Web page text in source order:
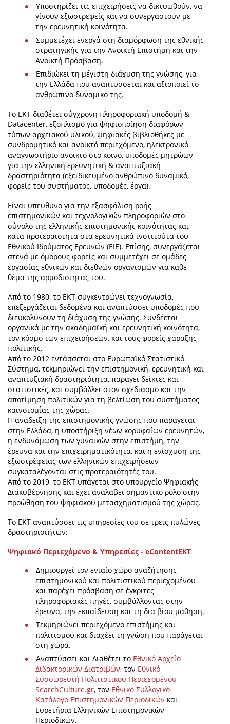
Υποστηρίζει τις επιχειρήσεις να δικτυωθούν, να
γίνουν εξωστρεφείς και να συνεργαστούν με
την ερευνητική κοινότητα.
Συμμετέχει ενεργά στη διαμόρφωση της εθνικής
στρατηγικής για την Ανοικτή Επιστήμη και την
Ανοικτή Πρόσβαση.
Επιδιώκει τη μέγιστη διάχυση της γνώσης, για
την Ελλάδα που αναπτύσσεται και αξιοποιεί το
ανθρώπινο δυναμικό της.
To EKT διαθέτει σύγχρονη πληροφοριακή υποδομή &
Datacenter, εξοπλισμό για ψηφιοποίηση διαφόρων
τύπων αρχειακού υλικού, ψηφιακές βιβλιοθήκες με
συνδρομητικό και ανοικτό περιεχόμενο, ηλεκτρονικό
αναγνωστήριο ανοικτό στο κοινό, υποδομές μητρώων
για την ελληνική ερευνητική & αναπτυξιακή
δραστηριότητα (εξειδικευμένο ανθρώπινο δυναμικό,
φορείς του συστήματος, υποδομές, έργα).
Είναι υπεύθυνο για την εξασφάλιση ροής
επιστημονικών και τεχνολογικών πληροφοριών στο
σύνολο της ελληνικής επιστημονικής κοινότητας και
κατά προτεραιότητα στα ερευνητικά ινστιτούτα του
Εθνικού Ιδρύματος Ερευνών (ΕΙΕ). Επίσης, συνεργάζεται
στενά με όμορους φορείς και συμμετέχει σε ομάδες
εργασίας εθνικών και διεθνών οργανισμών για κάθε
θέμα της αρμοδιότητάς του.
Από το 1980, το ΕΚΤ συγκεντρώνει τεχνογνωσία,
επεξεργάζεται δεδομένα και αναπτύσσει υποδομές που
διευκολύνουν τη διάχυση της γνώσης. Συνδέεται
οργανικά με την ακαδημαϊκή και ερευνητική κοινότητα,
τον κόσμο των επιχειρήσεων, και τους φορείς χάραξης
πολιτικής.
Από το 2012 εντάσσεται στο Ευρωπαϊκό Στατιστικό
Σύστημα, τεκμηριώνει την επιστημονική, ερευνητική και
αναπτυξιακή δραστηριότητα, παράγει δείκτες και
στατιστικές, και συμβάλλει στον σχεδιασμό και την
αποτίμηση πολιτικών για τη βελτίωση του συστήματος
καινοτομίας της χώρας.
Η ανάδειξη της επιστημονικής γνώσης που παράγεται
στην Ελλάδα, η υποστήριξη νέων κορυφαίων ερευνητών,
η ενδυνάμωση των γυναικών στην επιστήμη, την
έρευνα και την επιχειρηματικότητα, και η ενίσχυση της
εξωστρέφειας των ελληνικών επιχειρήσεων
συγκαταλέγονται στις προτεραιότητές του.
Από το 2019, το ΕΚΤ υπάγεται στο υπουργείο Ψηφιακής
Διακυβέρνησης και έχει αναλάβει σημαντικό ρόλο στην
προώθηση του ψηφιακού μετασχηματισμού της χώρας.
Το EKT αναπτύσσει τις υπηρεσίες του σε τρεις πυλώνες
δραστηριοτήτων:
Ψηφιακό Περιεχόμενο & Yπηρεσίες - eContentEKT
Δημιουργεί τον ενιαίο χώρο αναζήτησης
επιστημονικού και πολιτιστικού περιεχομένου
και παρέχει πρόσβαση σε έγκριτες
πληροφοριακές πηγές, συμβάλλοντας στην
έρευνα, την εκπαίδευση και τη δια βίου μάθηση.
Τεκμηριώνει περιεχόμενο επιστήμης και
πολιτισμού και διαχέει τη γνώση που παράγεται
στη χώρα.
Αναπτύσσει και Διαθέτει το Εθνικό Αρχείο
Διδακτορικών Διατριβών, τον Εθνικό
Συσσωρευτή Πολιτιστικού Περιεχομένου
SearchCulture.gr, τον Εθνικό Συλλογικό
Κατάλογο Επιστημονικών Περιοδικών και
Ευρετήρια Ελληνικών Επιστημονικών
Περιοδικών.